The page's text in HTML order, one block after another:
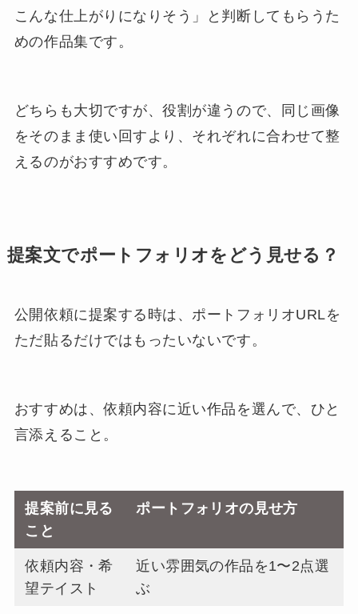
こんな仕上がりになりそう」と判断してもらうた
めの作品集です。
どちらも大切ですが、役割が違うので、同じ画像
をそのまま使い回すより、それぞれに合わせて整
えるのがおすすめです。
提案文でポートフォリオをどう見せる？
公開依頼に提案する時は、ポートフォリオURLを
ただ貼るだけではもったいないです。
おすすめは、依頼内容に近い作品を選んで、ひと
言添えること。
提案前に見る
こと
ポートフォリオの見せ方
依頼内容・希
望テイスト
近い雰囲気の作品を1〜2点選
ぶ